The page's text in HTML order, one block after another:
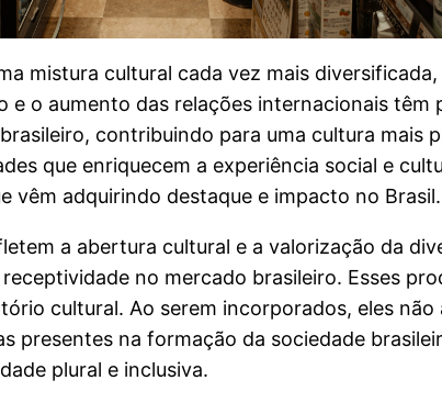
mistura cultural cada vez mais
o aumento das relações internacionais
contribuindo para uma cultura mais
que enriquecem a experiência social e
vêm adquirindo destaque e impacto no Brasil.
a abertura cultural e a valorização da
no mercado brasileiro. Esses
cultural. Ao serem incorporados, eles
na formação da sociedade
plural e inclusiva.